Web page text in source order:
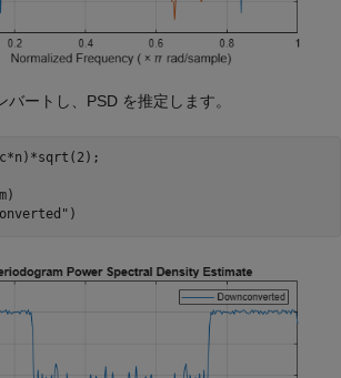
ートし、PSD を推定します。
)